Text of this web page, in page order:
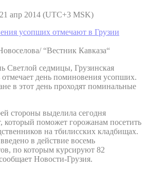
апр 2014 (UTC+3 MSK)
“Вестник Кавказа“
Светлой седмицы, Грузинская
отмечает день поминовения усопших.
в этот день проходят поминальные
стороны выделила сегодня
который поможет горожанам посетить
на тбилисских кладбищах.
в действие восемь
по которым курсируют 82
Новости-Грузия.